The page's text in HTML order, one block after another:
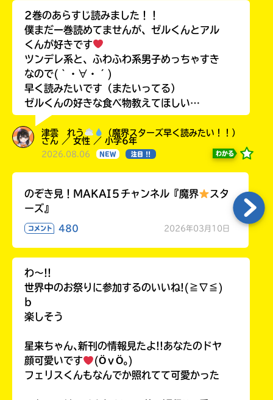
2巻のあらすじ読みました！！
僕まだ一巻読めてませんが、ゼルくんとアル
くんが好きです
ツンデレ系と、ふわふわ系男子めっちゃすき
なので(｀・∀・´)
早く読みたいです（またいってる）
ゼルくんの好きな食べ物教えてほしい…
津雲 れう
（魔界スターズ早く読みたい！！）
さん ／ 女性 ／ 小学6年
2026.08.06 NEW 注目 !! わかる
のぞき見！MAKAI５チャンネル『魔界
スタ
ーズ』
コメント 480 2026年03月10日
わ〜!!
世界中のお祭りに参加するのいいね!(≧∇≦)
b
楽しそう
星来ちゃん､新刊の情報見たよ!!あなたのドヤ
顔可愛いです
(ӦｖӦ｡)
フェリスくんもなんでか照れてて可愛かった